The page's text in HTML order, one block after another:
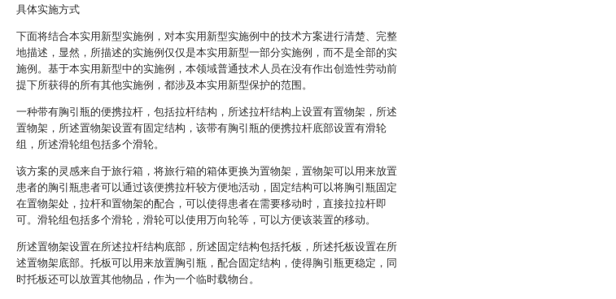
具体实施方式
下面将结合本实用新型实施例，对本实用新型实施例中的技术方案进行清楚、完整
地描述，显然，所描述的实施例仅仅是本实用新型一部分实施例，而不是全部的实
施例。基于本实用新型中的实施例，本领域普通技术人员在没有作出创造性劳动前
提下所获得的所有其他实施例，都涉及本实用新型保护的范围。
一种带有胸引瓶的便携拉杆，包括拉杆结构，所述拉杆结构上设置有置物架，所述
置物架，所述置物架设置有固定结构，该带有胸引瓶的便携拉杆底部设置有滑轮
组，所述滑轮组包括多个滑轮。
该方案的灵感来自于旅行箱，将旅行箱的箱体更换为置物架，置物架可以用来放置
患者的胸引瓶患者可以通过该便携拉杆较方便地活动，固定结构可以将胸引瓶固定
在置物架处，拉杆和置物架的配合，可以使得患者在需要移动时，直接拉拉杆即
可。滑轮组包括多个滑轮，滑轮可以使用万向轮等，可以方便该装置的移动。
所述置物架设置在所述拉杆结构底部，所述固定结构包括托板，所述托板设置在所
述置物架底部。托板可以用来放置胸引瓶，配合固定结构，使得胸引瓶更稳定，同
时托板还可以放置其他物品，作为一个临时载物台。